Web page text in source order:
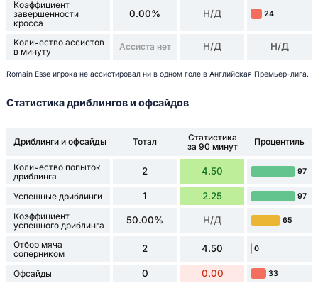
Коэффициент
завершенности
кросса
0.00% Н/Д 24
Количество ассистов
в минуту
Ассиста нет Н/Д Н/Д
Romain Esse игрока не ассистировал ни в одном голе в Английская Премьер-лига.
Статистика дриблингов и офсайдов
Дриблинги и офсайды Тотал
Статистика
за 90 минут
Процентиль
Количество попыток
дриблинга
2 4.50 97
Успешные дриблинги 1 2.25 97
Коэффициент
успешного дриблинга
50.00% Н/Д 65
Отбор мяча
соперником
2 4.50 0
Офсайды 0 0.00 33